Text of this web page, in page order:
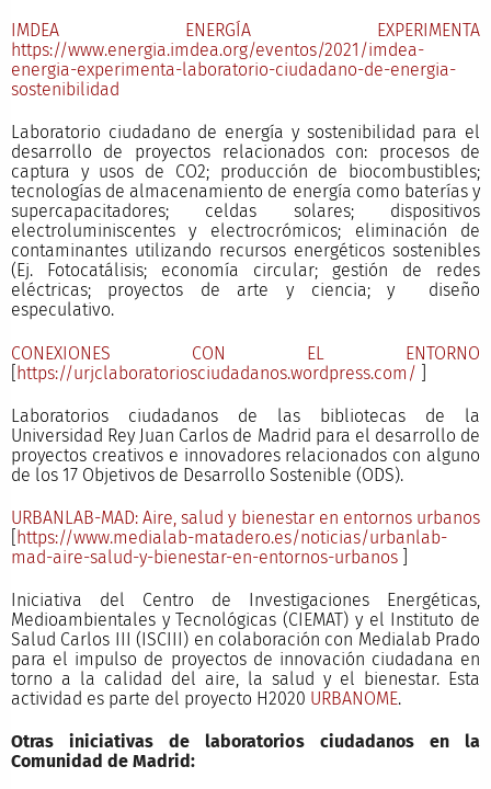
IMDEA ENERGÍA EXPERIMENTA
https://www.energia.imdea.org/eventos/2021/imdea-
energia-experimenta-laboratorio-ciudadano-de-energia-
sostenibilidad
Laboratorio ciudadano de energía y sostenibilidad para el
desarrollo de proyectos relacionados con: procesos de
captura y usos de CO2; producción de biocombustibles;
tecnologías de almacenamiento de energía como baterías y
supercapacitadores; celdas solares; dispositivos
electroluminiscentes y electrocrómicos; eliminación de
contaminantes utilizando recursos energéticos sostenibles
(Ej. Fotocatálisis; economía circular; gestión de redes
eléctricas; proyectos de arte y ciencia; y diseño
especulativo.
CONEXIONES CON EL ENTORNO
https://urjclaboratoriosciudadanos.wordpress.com/
Laboratorios ciudadanos de las bibliotecas de la
Universidad Rey Juan Carlos de Madrid para el desarrollo de
proyectos creativos e innovadores relacionados con alguno
de los 17 Objetivos de Desarrollo Sostenible (ODS).
URBANLAB-MAD: Aire, salud y bienestar en entornos urbanos
https://www.medialab-matadero.es/noticias/urbanlab-
mad-aire-salud-y-bienestar-en-entornos-urbanos]
Iniciativa del Centro de Investigaciones Energéticas,
Medioambientales y Tecnológicas (CIEMAT) y el Instituto de
Salud Carlos III (ISCIII) en colaboración con Medialab Prado
para el impulso de proyectos de innovación ciudadana en
torno a la calidad del aire, la salud y el bienestar. Esta
actividad es parte del proyecto H2020 URBANOME.
Otras iniciativas de laboratorios ciudadanos en la
Comunidad de Madrid: